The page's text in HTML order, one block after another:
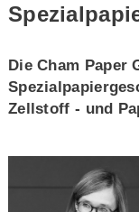
Die Cham Paper
Zellstoff - und